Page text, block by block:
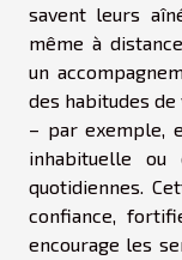
savent leurs
même à
un
des habitudes
– par exemple,
inhabituelle ou
quotidiennes.
confiance,
encourage les